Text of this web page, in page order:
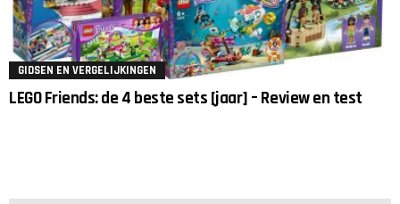
GIDSEN EN VERGELIJKINGEN
LEGO Friends: de 4 beste sets [jaar] – Review en test